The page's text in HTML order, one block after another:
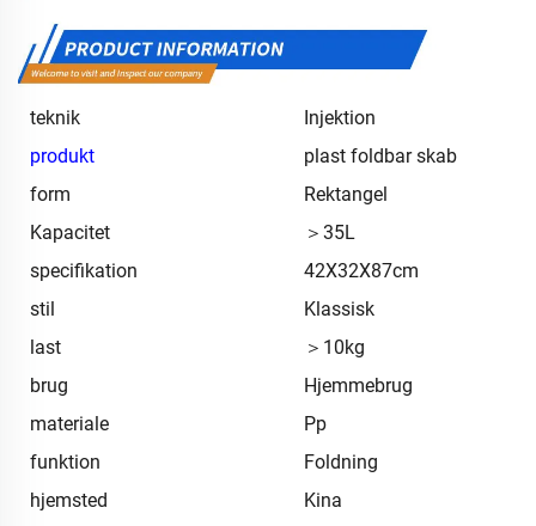
teknik
Injektion
produkt
plast foldbar skab
form
Rektangel
Kapacitet
＞35L
specifikation
42X32X87cm
stil
Klassisk
last
＞10kg
brug
Hjemmebrug
materiale
Pp
funktion
Foldning
hjemsted
Kina